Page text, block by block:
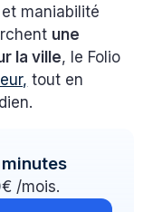
maniabilité
une
la ville, le Folio
tout en
/mois.